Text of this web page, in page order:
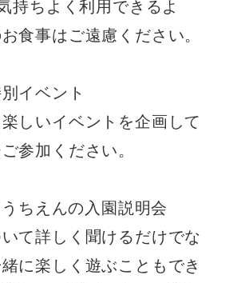
持ちよく利用できるよ
食事はご遠慮ください。
イベント
しいイベントを企画して
参加ください。
ちえんの入園説明会
て詳しく聞けるだけでな
に楽しく遊ぶこともでき